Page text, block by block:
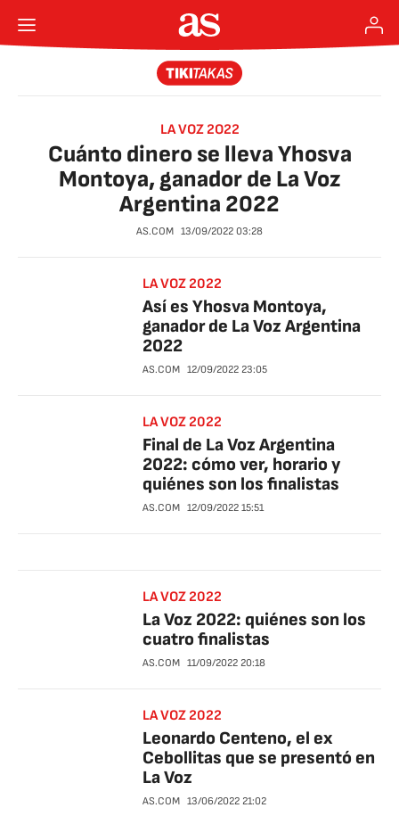
LA VOZ 2O22
Cuánto dinero se lleva Yhosva
Montoya, ganador de La Voz
Argentina 2022
AS.COM 13/09/2022 03:28
LA VOZ 2022
Así es Yhosva Montoya,
ganador de La Voz Argentina
2022
AS.COM 12/09/2022 23:05
LA VOZ 2022
Final de La Voz Argentina
2022: cómo ver, horario y
quiénes son los finalistas
AS.COM 12/09/2022 15:51
LA VOZ 2022
La Voz 2022: quiénes son los
cuatro finalistas
AS.COM 11/09/2022 20:18
LA VOZ 2022
Leonardo Centeno, el ex
Cebollitas que se presentó en
La Voz
AS.COM 13/06/2022 21:02